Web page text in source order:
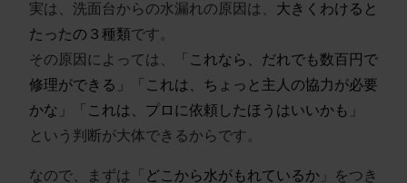
実は、洗面台からの水漏れの原因は、 大きくわけると
たったの３種類です。
その原因によっては、
「これなら、だれでも数百円で
修理ができる」
「これは、ちょっと主人の協力が必要
かな」
「これは、プロに依頼したほうはいいかも」
という判断が大体できるからです。
なので、まずは「 どこから水がもれているか 」をつき